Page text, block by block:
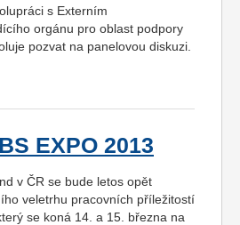
s Externím
orgánu pro oblast podpory
pozvat na panelovou diskuzi.
EXPO 2013
v ČR se bude letos opět
veletrhu pracovních příležitostí
se koná 14. a 15. března na